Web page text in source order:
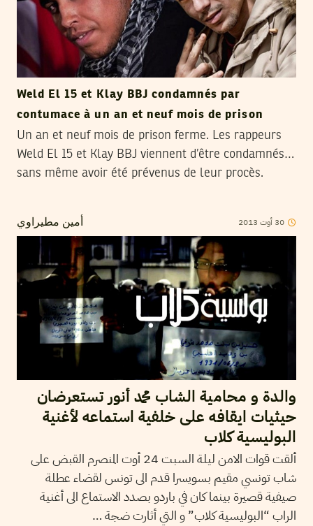
Weld El 15 et Klay BBJ condamnés par
contumace à un an et neuf mois de prison
Un an et neuf mois de prison ferme. Les rappeurs
Weld El 15 et Klay BBJ viennent d’être condamnés…
sans même avoir été prévenus de leur procès.
أمين مطيراوي 30 أوت 2013
والدة و محامية الشاب محمد أنور تستعرضان
حيثيات ايقافه على خلفية استماعه لأغنية
البوليسية كلاب
ألقت قوات الامن ليلة السبت 24 أوت المنصرم القبض على
شاب تونسي مقيم بسويسرا قدم الى تونس لقضاء عطلة
صيفية قصيرة بينما كان في باردو بصدد الاستماع الى أغنية
الراب “البوليسية كلاب” و التي أثارت ضجة …